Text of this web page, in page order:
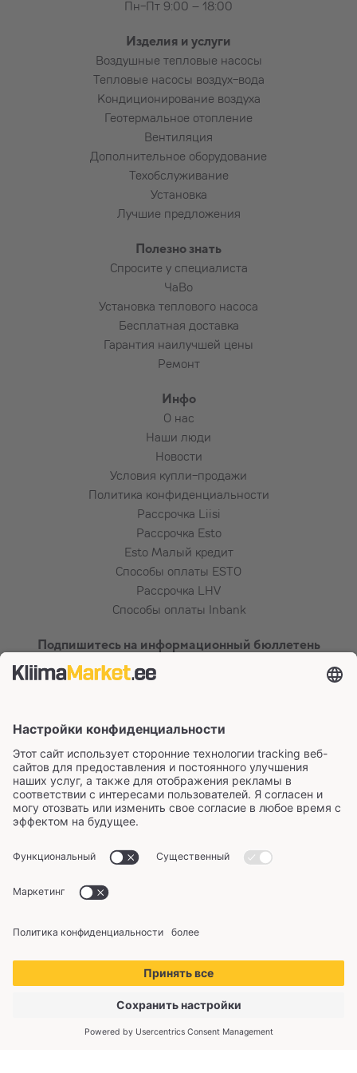
Подставка (рама) для наземного
Каменная плита под наружный блок
Коробы для труб и проводов большей
длины
Подведение электропитания к
устройству
Установка автомата в электрощиток и
прокладка кабеля до устройства
Пользование подъёмником
Алмазное сверление армированного
бетона, бутового камня, плитняка,
красного кирпича и т. п. (по
договорённости)
Потребность в дополнительных материалах
и их расход выясняется установщиком
совместно с заказчиком.
Пн-Пт 9:00 – 18:00
Изделия и услуги
Воздушные тепловые насосы
Тепловые насосы воздух-вода
Кондиционирование воздуха
Геотермальное отопление
Вентиляция
Дополнительное оборудование
Техобслуживание
Установка
Лучшие предложения
Полезно знать
Спросите у специалиста
ЧаВо
Установка теплового насоса
Бесплатная доставка
Гарантия наилучшей цены
Ремонт
Инфо
О нас
Наши люди
Новости
Условия купли-продажи
Политика конфиденциальности
Рассрочка Liisi
Рассрочка Esto
Esto Малый кредит
Способы оплаты ESTO
Рассрочка LHV
Способы оплаты Inbank
Подпишитесь на информационный бюллетень
Сертификаты и способы оплаты
Copyright © 2026 KliimaMarket OÜ. Все права